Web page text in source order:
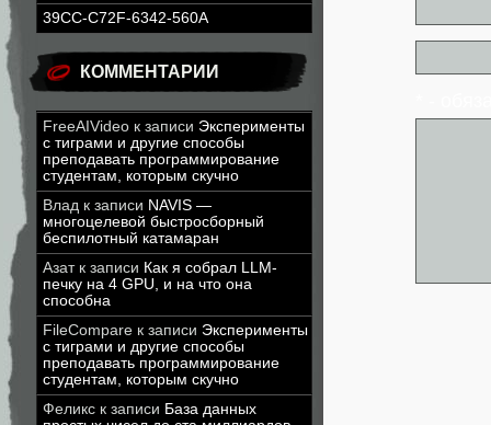
39CC-C72F-6342-560A
КОММЕНТАРИИ
FreeAIVideo к записи Эксперименты
с тиграми и другие способы
преподавать программирование
студентам, которым скучно
Влад к записи NAVIS —
многоцелевой быстросборный
беспилотный катамаран
Азатк записи Как я собрал LLM-
печку на 4 GPU, и на что она
способна
FileCompare к записи Эксперименты
с тиграми и другие способы
преподавать программирование
студентам, которым скучно
Феликс к записи База данных